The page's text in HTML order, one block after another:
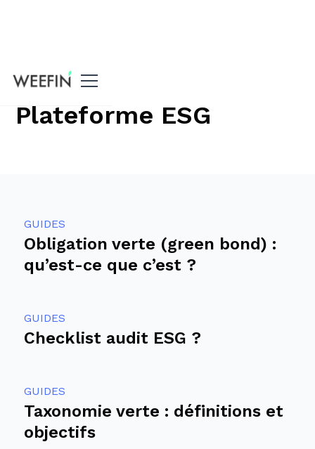
Tous les guides
Plateforme ESG
GUIDES
Obligation verte (green bond) :
qu’est-ce que c’est ?
GUIDES
Checklist audit ESG ?
GUIDES
Taxonomie verte : définitions et
objectifs